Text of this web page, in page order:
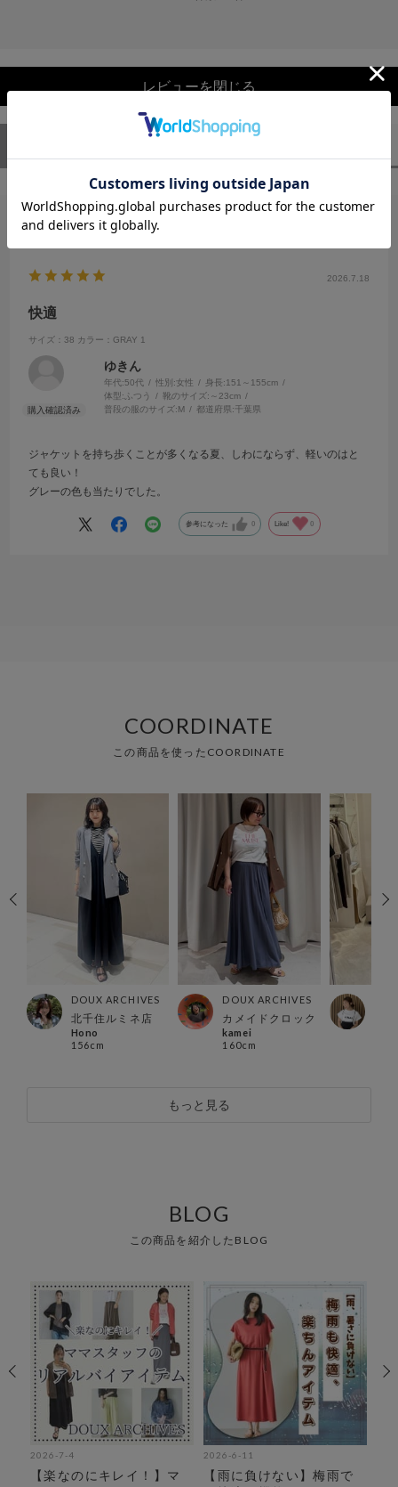
レビューを閉じる
絞り込み
2026.7.18
快適
サイズ：38 カラー：GRAY 1
ゆきん
年代:50代 性別:女性 身長:151～155cm
体型: ふつう 靴のサイズ: ～23cm
普段の服のサイズ:M 都道府県:千葉県
ジャケットを持ち歩くことが多くなる夏、しわにならず、軽いのはと
ても良い！
グレーの色も当たりでした。
参考になった 0 Like! 0
COORDINATE
この商品を使ったCOORDINATE
DOUX ARCHIVES
北千住ルミネ店
Hono
156cm
DOUX ARCHIVES
カメイドクロック
kamei
160cm
もっと見る
BLOG
この商品を紹介したBLOG
2026-7-4
【楽なのにキレイ！】マ
2026-6-11
【雨に負けない】梅雨で